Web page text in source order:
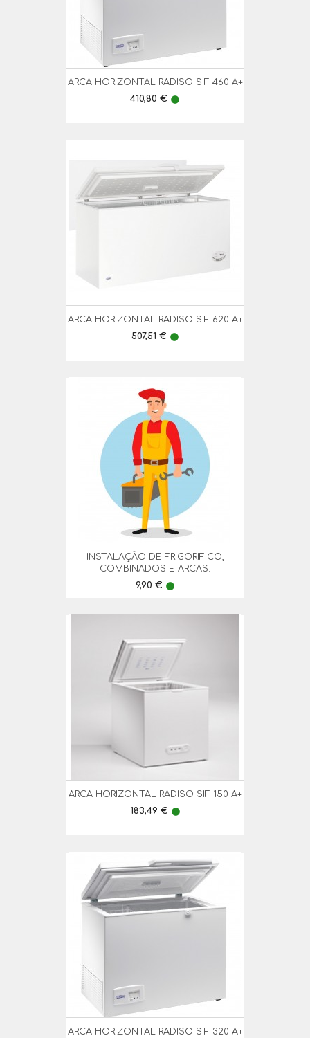
ARCA HORIZONTAL RADISO SIF 460 A+
Preço
410,80 € lens
ARCA HORIZONTAL RADISO SIF 620 A+
Preço
507,51 € lens
INSTALAÇÃO DE FRIGORIFICO,
COMBINADOS E ARCAS.
Preço
9,90 € lens
ARCA HORIZONTAL RADISO SIF 150 A+
Preço
183,49 € lens
ARCA HORIZONTAL RADISO SIF 320 A+